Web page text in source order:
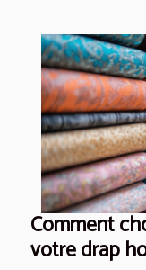
Comment
votre drap